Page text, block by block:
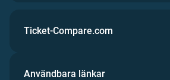
Ticket-Compare.com
Användbara länkar